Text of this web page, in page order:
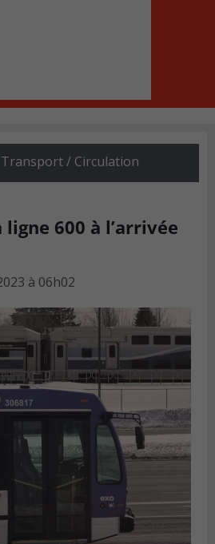
Transport / Circulation
ligne 600 à l’arrivée
à 06h02